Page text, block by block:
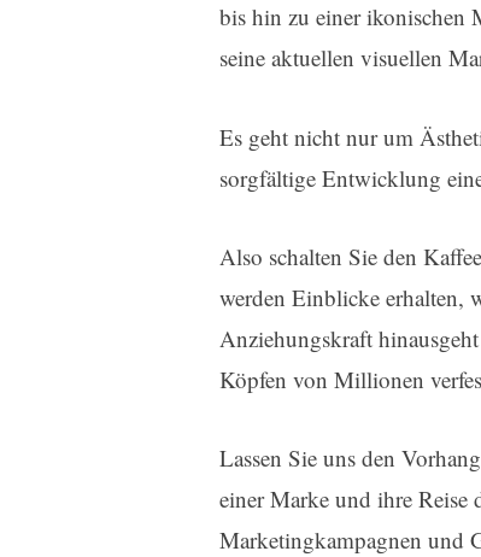
bis hin zu einer ikonischen
seine aktuellen visuellen
Es geht nicht nur um
sorgfältige Entwicklung
Also schalten Sie den
werden Einblicke erhalten,
Anziehungskraft
Köpfen von Millionen
Lassen Sie uns den
einer Marke und ihre Reise
Marketingkampagnen und